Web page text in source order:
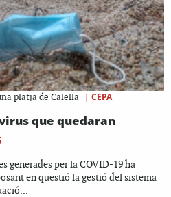
platja de Calella | CEPA
que quedaran
generades per la COVID-19 ha
en qüestió la gestió del sistema